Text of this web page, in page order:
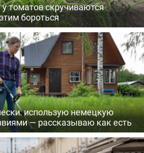
томатов скручиваются
бороться
использую немецкую
— рассказываю как есть